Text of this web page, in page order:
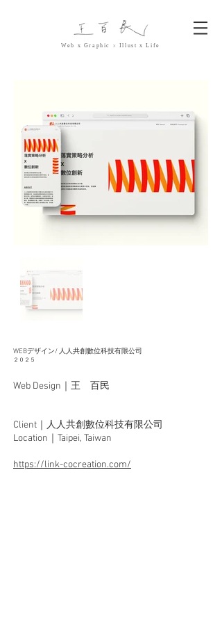
Web x Graphic x Illust x Life
WEBデザイン/ 人人共創數位科技有限公司
２０２５
Web Design｜王 百民
Client｜人人共創數位科技有限公司
Location｜Taipei, Taiwan
https://link-cocreation.com/